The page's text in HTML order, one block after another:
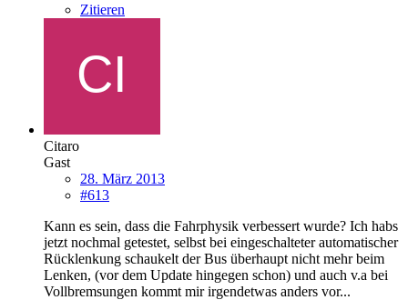
Zitieren
Citaro
Gast
28. März 2013
#613
Kann es sein, dass die Fahrphysik verbessert wurde? Ich habs
jetzt nochmal getestet, selbst bei eingeschalteter automatischer
Rücklenkung schaukelt der Bus überhaupt nicht mehr beim
Lenken, (vor dem Update hingegen schon) und auch v.a bei
Vollbremsungen kommt mir irgendetwas anders vor...